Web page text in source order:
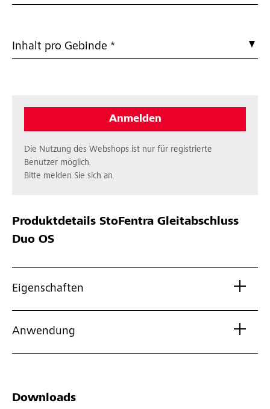
Inhalt pro Gebinde *
Anmelden
Die Nutzung des Webshops ist nur für registrierte
Benutzer möglich.
Bitte melden Sie sich an.
Produktdetails StoFentra Gleitabschluss
Duo OS
Eigenschaften
Anwendung
Downloads